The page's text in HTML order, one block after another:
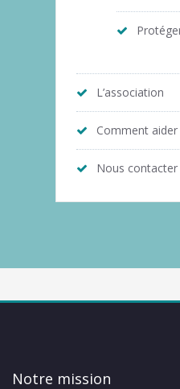
L’association
Comment aider
Nous contacter
Notre mission